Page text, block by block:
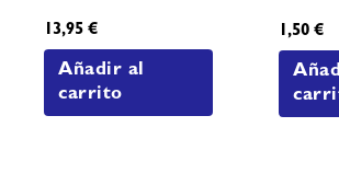
13,95€
Añadir al
carrito
1,50€